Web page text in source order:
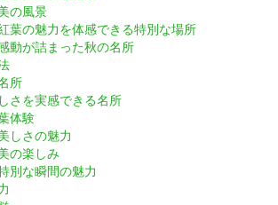
の風景
葉の魅力を体感できる特別な場所
動が詰まった秋の名所
所
さを実感できる名所
体験
しさの魅力
の楽しみ
別な瞬間の魅力